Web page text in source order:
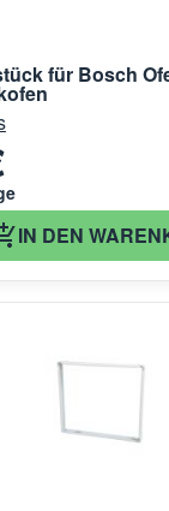
für Bosch
IN DEN